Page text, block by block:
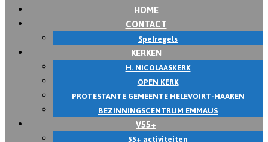
HOME
CONTACT
Spelregels
KERKEN
H. NICOLAASKERK
OPEN KERK
PROTESTANTE GEMEENTE HELEVOIRT-HAAREN
BEZINNINGSCENTRUM EMMAUS
V55+
55+ activiteiten